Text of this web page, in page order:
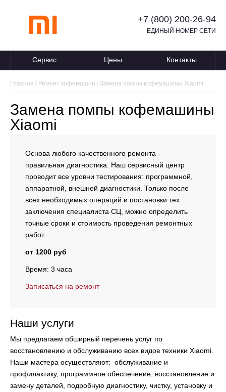
+7 (800) 200-26-94
ЕДИНЫЙ НОМЕР СЕТИ
Сервис Цены Контакты
Главная / Ремонт кофемашин / Замена помпы кофемашины Xiaomi
Замена помпы кофемашины
Xiaomi
Основа любого качественного ремонта -
правильная диагностика. Наш сервисный центр
проводит все уровни тестирования: программной,
аппаратной, внешней диагностики. Только после
всех необходимых операций и постановки тех
заключения специалиста СЦ, можно определить
точные сроки и стоимость проведения ремонтных
работ.
от 1200 руб
Время: 3 часа
Записаться на ремонт
Наши услуги
Мы предлагаем обширный перечень услуг по
восстановлению и обслуживанию всех видов техники Xiaomi.
Наши мастера осуществляют: обслуживание и
профилактику, программное обеспечение, восстановление и
замену деталей, подробную диагностику, чистку, установку и